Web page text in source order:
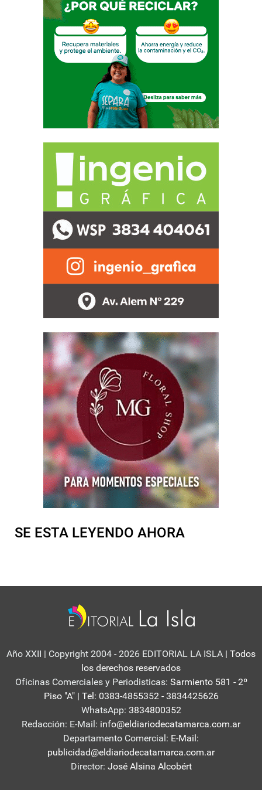
SE ESTA LEYENDO AHORA
Año XXII | Copyright 2004 - 2026 EDITORIAL LA ISLA | Todos
los derechos reservados
Oficinas Comerciales y Periodisticas: Sarmiento 581 - 2º
Piso "A" | Tel: 0383-4855352 - 3834425626
WhatsApp: 3834800352
Redacción: E-Mail: info@eldiariodecatamarca.com.ar
Departamento Comercial: E-Mail:
publicidad@eldiariodecatamarca.com.ar
Director: José Alsina Alcobért